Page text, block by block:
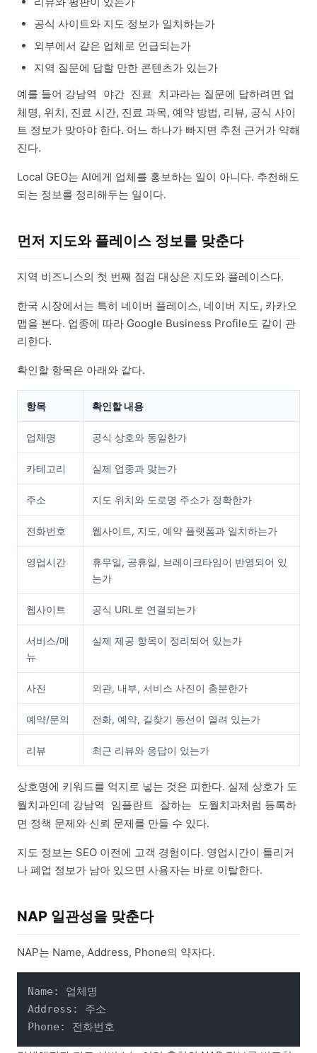
공식 사이트와 지도 정보가 일치하는가
외부에서 같은 업체로 언급되는가
지역 질문에 답할 만한 콘텐츠가 있는가
예를 들어 강남역 야간 진료 치과라는 질문에 답하려면 업
체명, 위치, 진료 시간, 진료 과목, 예약 방법, 리뷰, 공식 사이
트 정보가 맞아야 한다. 어느 하나가 빠지면 추천 근거가 약해
진다.
Local GEO는 AI에게 업체를 홍보하는 일이 아니다. 추천해도
되는 정보를 정리해두는 일이다.
먼저 지도와 플레이스 정보를 맞춘다
지역 비즈니스의 첫 번째 점검 대상은 지도와 플레이스다.
한국 시장에서는 특히 네이버 플레이스, 네이버 지도, 카카오
맵을 본다. 업종에 따라 Google Business Profile도 같이 관
리한다.
확인할 항목은 아래와 같다.
항목 확인할 내용
업체명 공식 상호와 동일한가
카테고리 실제 업종과 맞는가
주소 지도 위치와 도로명 주소가 정확한가
전화번호 웹사이트, 지도, 예약 플랫폼과 일치하는가
영업시간
휴무일, 공휴일, 브레이크타임이 반영되어 있
는가
웹사이트 공식 URL로 연결되는가
서비스/메
뉴
실제 제공 항목이 정리되어 있는가
사진 외관, 내부, 서비스 사진이 충분한가
예약/문의 전화, 예약, 길찾기 동선이 열려 있는가
리뷰 최근 리뷰와 응답이 있는가
상호명에 키워드를 억지로 넣는 것은 피한다. 실제 상호가 도
월치과인데 강남역 임플란트 잘하는 도월치과처럼 등록하
면 정책 문제와 신뢰 문제를 만들 수 있다.
지도 정보는 SEO 이전에 고객 경험이다. 영업시간이 틀리거
나 폐업 정보가 남아 있으면 사용자는 바로 이탈한다.
NAP 일관성을 맞춘다
NAP는 Name, Address, Phone의 약자다.
Name: 업체명
Address: 주소